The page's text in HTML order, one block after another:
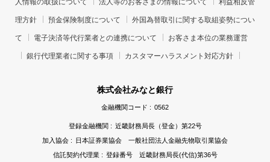
理方針 預金保険制度について 外国為替取引に関する取組姿勢につい
て 電子決済等代行業者との連携について お客さま本位の業務運営
銀行代理業者に関する事項 カスタマーハラスメント対応方針
株式会社みなと銀行
金融機関コード : 0562
登録金融機関 : 近畿財務局長（登金）第22号
加入協会 : 日本証券業協会 一般社団法人金融先物取引業協会
信託契約代理業 : 登録番号 近畿財務局長(代信)第36号